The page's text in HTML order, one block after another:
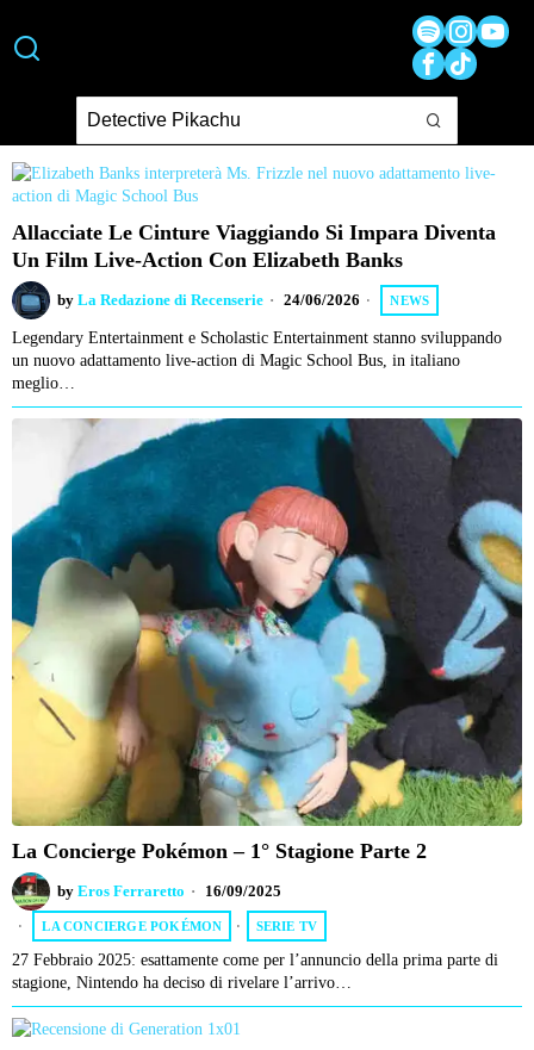
Allacciate Le Cinture Viaggiando Si Impara Diventa
Un Film Live-Action Con Elizabeth Banks
by La Redazione di Recenserie 24/06/2026 NEWS
Legendary Entertainment e Scholastic Entertainment stanno sviluppando
un nuovo adattamento live-action di Magic School Bus, in italiano
meglio…
La Concierge Pokémon – 1° Stagione Parte 2
by Eros Ferraretto 16/09/2025
LA CONCIERGE POKÉMON · SERIE TV
27 Febbraio 2025: esattamente come per l’annuncio della prima parte di
stagione, Nintendo ha deciso di rivelare l’arrivo…